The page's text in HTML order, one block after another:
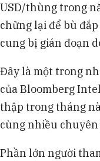
USD/thùng trong
chững lại để bù
cung bị gián đoạn
Đây là một trong
của Bloomberg
thập trong tháng
cùng nhiều
Phần lớn người